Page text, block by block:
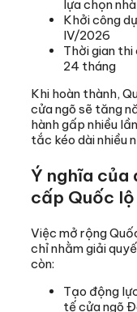
lựa chọn
Khởi công
IV/2026
Thời gian thi
24 tháng
Khi hoàn thành,
cửa ngõ sẽ tăng
hành gấp nhiều
tắc kéo dài nhiều
Ý nghĩa của
cấp Quốc lộ
Việc mở rộng
chỉ nhằm giải
còn:
Tạo động
tế cửa ngõ